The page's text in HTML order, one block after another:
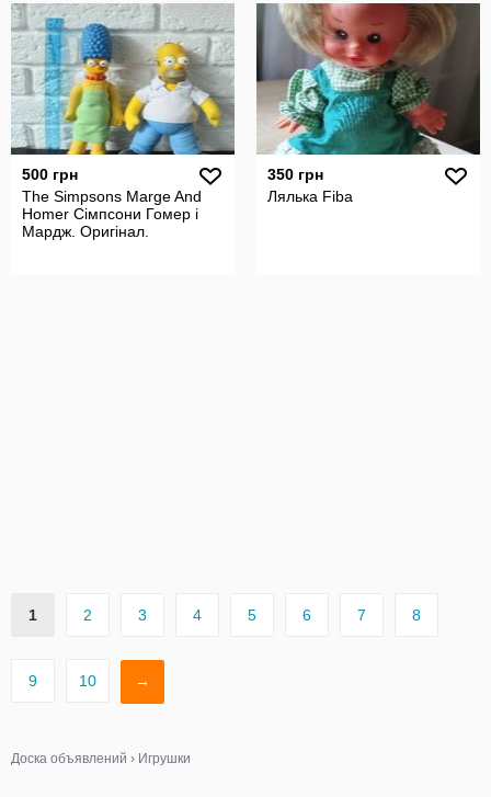
500 грн
The Simpsons Marge And
Homer Сімпсони Гомер і
Мардж. Оригінал.
350 грн
Лялька Fiba
1 2 3 4 5 6 7 8
9 10 →
Доска объявлений › Игрушки